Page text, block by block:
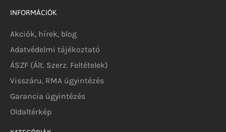
INFORMÁCIÓK
Akciók, hírek, blog
Adatvédelmi tájékoztató
ÁSZF (Ált. Szerz. Feltételek)
Visszáru, RMA ügyintézés
Garancia ügyintézés
Oldaltérkép